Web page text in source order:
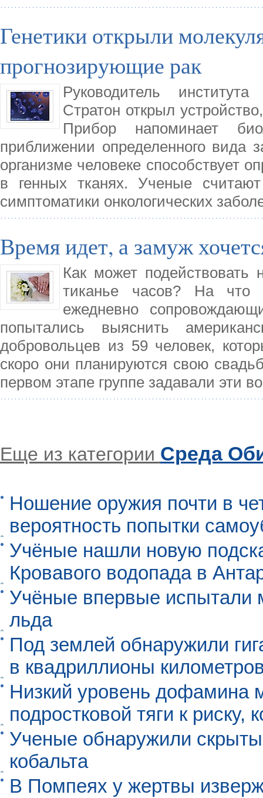
Генетики открыли
прогнозирующие рак
Руководитель
Стратон открыл
Прибор напоминает
приближении определенного вида
организме человеке способствует
в генных тканях. Ученые
симптоматики онкологических
Время идет, а замуж
Как может
тиканье часов? На что
ежедневно
попытались выяснить
добровольцев из 59 человек,
скоро они планируются свою
первом этапе группе задавали эти
Еще из категории Среда
Ношение оружия почти в
вероятность попытки
Учёные нашли новую
Кровавого водопада в
Учёные впервые испытали
льда
Под землей обнаружили
в квадриллионы
Низкий уровень дофамина
подростковой тяги к риску,
Ученые обнаружили
кобальта
В Помпеях у жертвы